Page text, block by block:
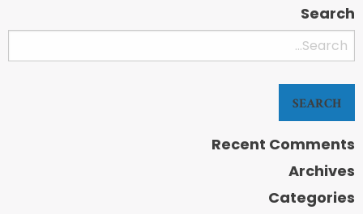
Search
Search
for:
Recent Comments
Archives
Categories